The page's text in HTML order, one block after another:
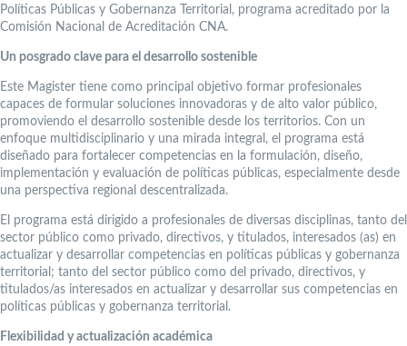
Políticas Públicas y Gobernanza Territorial, programa acreditado por la
Comisión Nacional de Acreditación CNA.
Un posgrado clave para el desarrollo sostenible
Este Magister tiene como principal objetivo formar profesionales
capaces de formular soluciones innovadoras y de alto valor público,
promoviendo el desarrollo sostenible desde los territorios. Con un
enfoque multidisciplinario y una mirada integral, el programa está
diseñado para fortalecer competencias en la formulación, diseño,
implementación y evaluación de políticas públicas, especialmente desde
una perspectiva regional descentralizada.
El programa está dirigido a profesionales de diversas disciplinas, tanto del
sector público como privado, directivos, y titulados, interesados (as) en
actualizar y desarrollar competencias en políticas públicas y gobernanza
territorial; tanto del sector público como del privado, directivos, y
titulados/as interesados en actualizar y desarrollar sus competencias en
políticas públicas y gobernanza territorial.
Flexibilidad y actualización académica